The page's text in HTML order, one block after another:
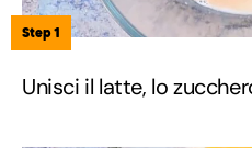
Step 1
Unisci il latte, lo